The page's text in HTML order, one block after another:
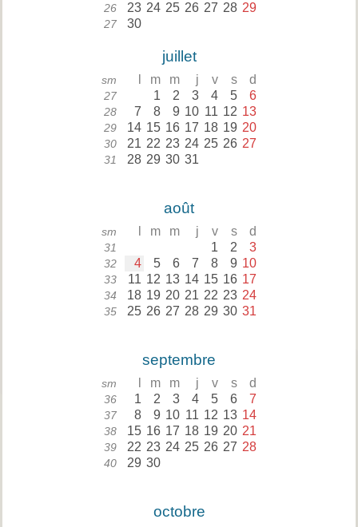
26 23 24 25 26 27 28 29
27 30
juillet
sm m m j v s d
27 1 2 3 4 5 6
28 7 8 9 10 11 12 13
29 14 15 16 17 18 19 20
30 21 22 23 24 25 26 27
31 28 29 30 31
août
sm m m j v s d
31 1 2 3
32 4 5 6 7 8 9 10
33 11 12 13 14 15 16 17
34 18 19 20 21 22 23 24
35 25 26 27 28 29 30 31
septembre
sm m m j v s d
36 1 2 3 4 5 6 7
37 8 9 10 11 12 13 14
38 15 16 17 18 19 20 21
39 22 23 24 25 26 27 28
40 29 30
octobre